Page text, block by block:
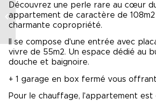
Découvrez une perle rare au cœur
appartement de caractère de
charmante copropriété.
Il se compose d'une entrée avec
vivre de 55m2. Un espace dédié au
douche et baignoire.
+ 1 garage en box fermé vous
Pour le chauffage, l'appartement
SAM